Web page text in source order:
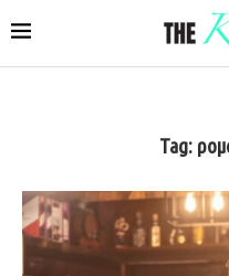
Tag: